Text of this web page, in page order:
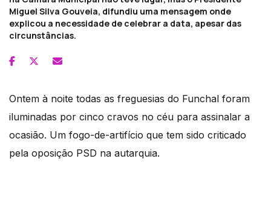
Miguel Silva Gouveia, difundiu uma mensagem onde
explicou a necessidade de celebrar a data, apesar das
circunstâncias.
Ontem à noite todas as freguesias do Funchal foram
iluminadas por cinco cravos no céu para assinalar a
ocasião. Um fogo-de-artifício que tem sido criticado
pela oposição PSD na autarquia.